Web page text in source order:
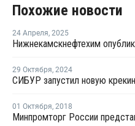
Похожие новости
24 Апреля, 2025
29 Октября, 2024
СИБУР запустил новую
01 Октября, 2018